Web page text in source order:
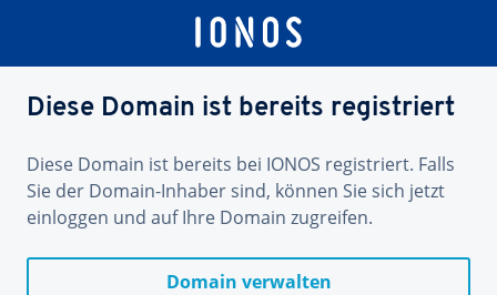
Diese Domain ist bereits registriert
Diese Domain ist bereits bei IONOS registriert. Falls
Sie der Domain-Inhaber sind, können Sie sich jetzt
einloggen und auf Ihre Domain zugreifen.
Domain verwalten